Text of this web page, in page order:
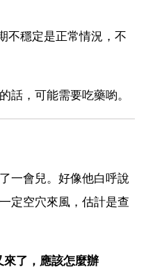
不穩定是正常情況，不
話，可能需要吃藥喲。
一會兒。好像他白呼說
定空穴來風，估計是查
了，應該怎麼辦